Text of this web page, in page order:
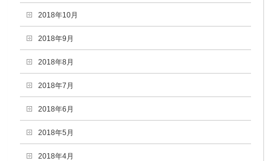
2018年10月
2018年9月
2018年8月
2018年7月
2018年6月
2018年5月
2018年4月